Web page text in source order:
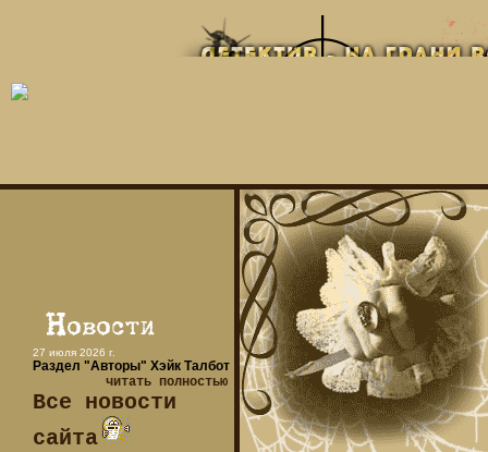
27 июля 2026 г.
Раздел "Авторы" Хэйк Талбот
читать полностью
Все новости
сайта